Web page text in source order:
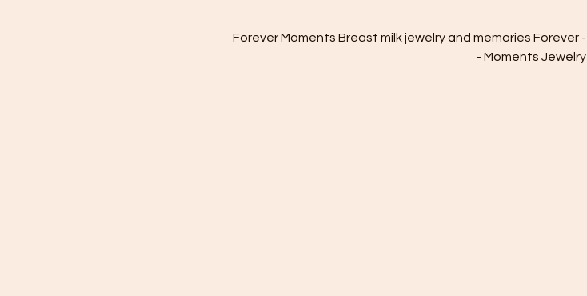
- Forever Moments Breast milk jewelry and memories Forever
Moments Jewelry -